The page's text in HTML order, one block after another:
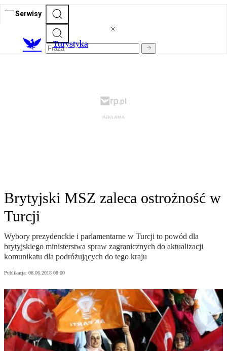
Serwisy
Turystyka
Brytyjski MSZ zaleca ostrożność w
Turcji
Wybory prezydenckie i parlamentarne w Turcji to powód dla
brytyjskiego ministerstwa spraw zagranicznych do aktualizacji
komunikatu dla podróżujących do tego kraju
Publikacja: 08.06.2018 08:00